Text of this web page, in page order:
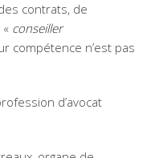
contrats, de
conseiller
compétence n’est pas
d’avocat